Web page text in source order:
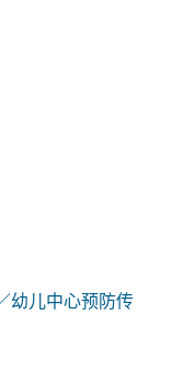
幼儿中心预防传